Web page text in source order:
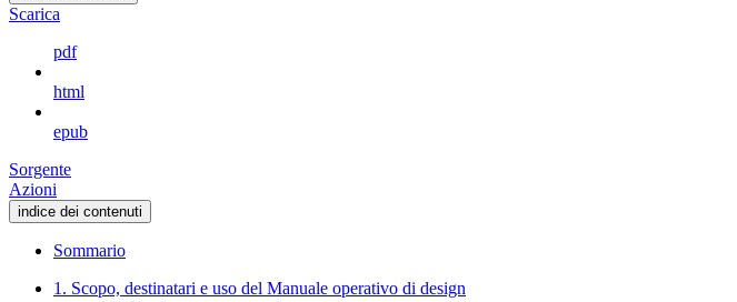
Scarica
pdf
html
epub
Sorgente
Azioni
indice dei contenuti
Sommario
1. Scopo, destinatari e uso del Manuale operativo di design